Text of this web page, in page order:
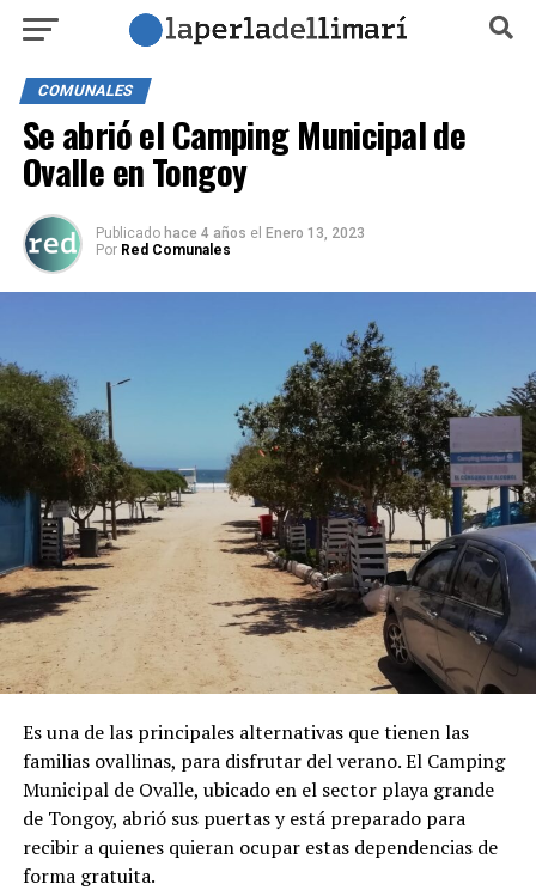
COMUNALES
Se abrió el Camping Municipal de
Ovalle en Tongoy
Publicado hace 4 años el Enero 13, 2023
Por Red Comunales
Es una de las principales alternativas que tienen las
familias ovallinas, para disfrutar del verano. El Camping
Municipal de Ovalle, ubicado en el sector playa grande
de Tongoy, abrió sus puertas y está preparado para
recibir a quienes quieran ocupar estas dependencias de
forma gratuita.